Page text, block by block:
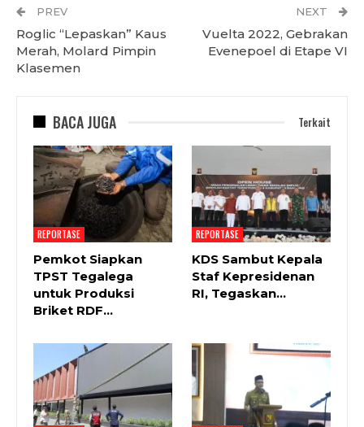
PREV
Roglic “Lepaskan” Kaus
Merah, Molard Pimpin
Klasemen
NEXT
Vuelta 2022, Gebrakan
Evenepoel di Etape VI
BACA JUGA Terkait
REPORTASE
Pemkot Siapkan
TPST Tegalega
untuk Produksi
Briket RDF…
REPORTASE
KDS Sambut Kepala
Staf Kepresidenan
RI, Tegaskan…